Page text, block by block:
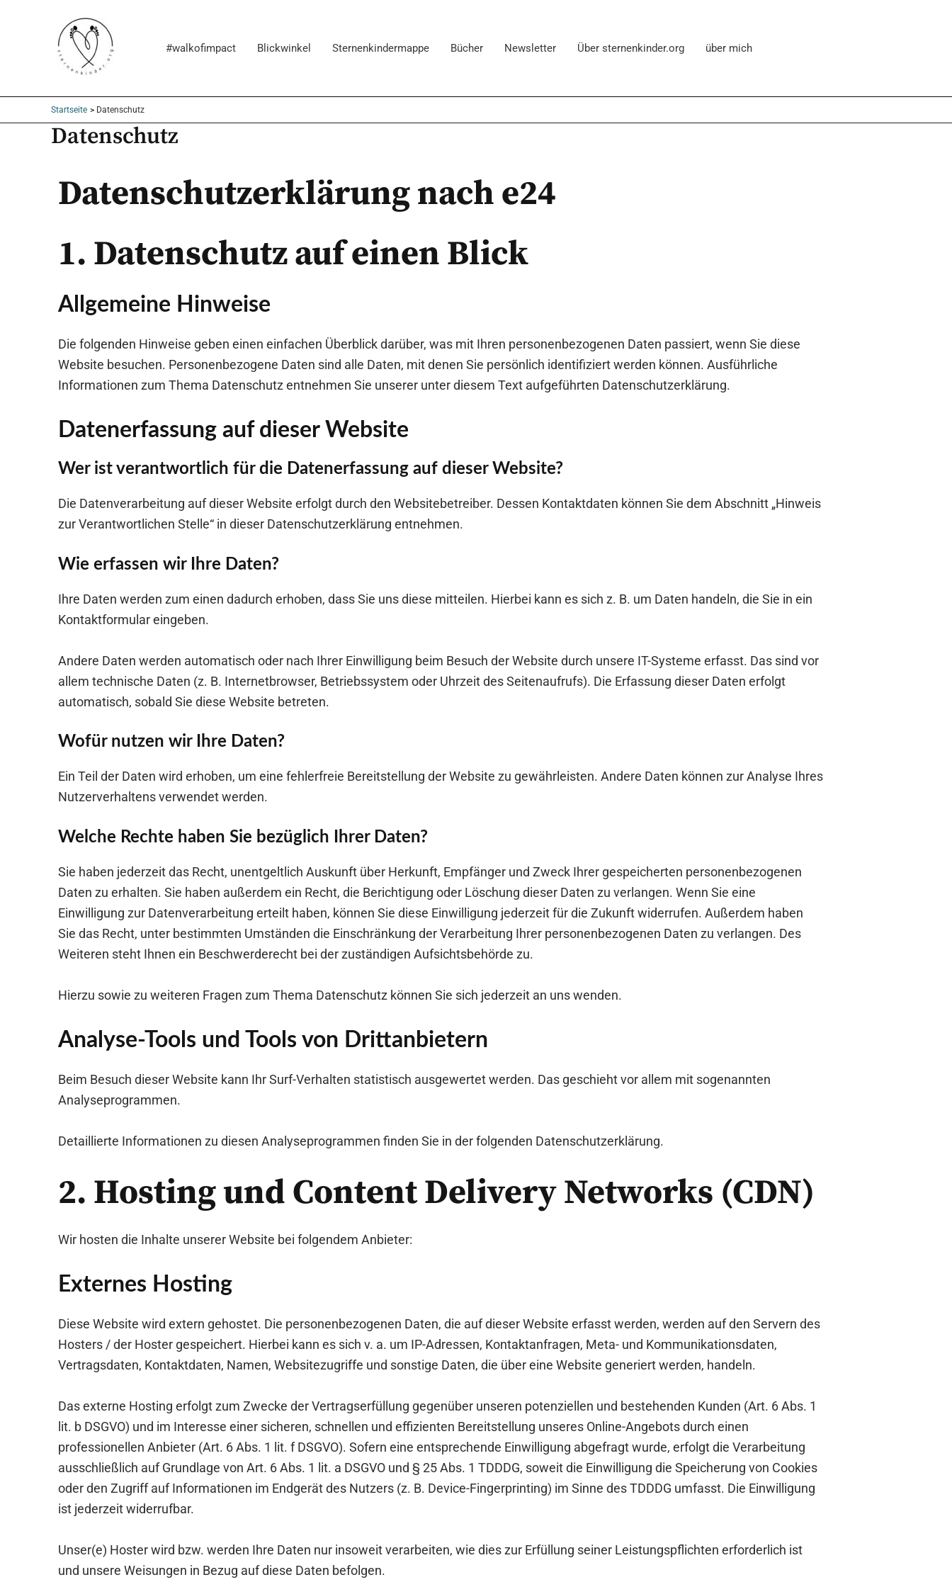
#walkofimpact Blickwinkel Sternenkindermappe Bücher Newsletter Über sternenkinder.org über mich
Startseite Datenschutz
Datenschutz
Datenschutz­erklärung nach e24
1. Datenschutz auf einen Blick
Allgemeine Hinweise
Die folgenden Hinweise geben einen einfachen Überblick darüber, was mit Ihren personenbezogenen Daten passiert, wenn Sie diese
Website besuchen. Personenbezogene Daten sind alle Daten, mit denen Sie persönlich identifiziert werden können. Ausführliche
Informationen zum Thema Datenschutz entnehmen Sie unserer unter diesem Text aufgeführten Datenschutzerklärung.
Datenerfassung auf dieser Website
Wer ist verantwortlich für die Datenerfassung auf dieser Website?
Die Datenverarbeitung auf dieser Website erfolgt durch den Websitebetreiber. Dessen Kontaktdaten können Sie dem Abschnitt „Hinweis
zur Verantwortlichen Stelle“ in dieser Datenschutzerklärung entnehmen.
Wie erfassen wir Ihre Daten?
Ihre Daten werden zum einen dadurch erhoben, dass Sie uns diese mitteilen. Hierbei kann es sich z. B. um Daten handeln, die Sie in ein
Kontaktformular eingeben.
Andere Daten werden automatisch oder nach Ihrer Einwilligung beim Besuch der Website durch unsere IT-Systeme erfasst. Das sind vor
allem technische Daten (z. B. Internetbrowser, Betriebssystem oder Uhrzeit des Seitenaufrufs). Die Erfassung dieser Daten erfolgt
automatisch, sobald Sie diese Website betreten.
Wofür nutzen wir Ihre Daten?
Ein Teil der Daten wird erhoben, um eine fehlerfreie Bereitstellung der Website zu gewährleisten. Andere Daten können zur Analyse Ihres
Nutzerverhaltens verwendet werden.
Welche Rechte haben Sie bezüglich Ihrer Daten?
Sie haben jederzeit das Recht, unentgeltlich Auskunft über Herkunft, Empfänger und Zweck Ihrer gespeicherten personenbezogenen
Daten zu erhalten. Sie haben außerdem ein Recht, die Berichtigung oder Löschung dieser Daten zu verlangen. Wenn Sie eine
Einwilligung zur Datenverarbeitung erteilt haben, können Sie diese Einwilligung jederzeit für die Zukunft widerrufen. Außerdem haben
Sie das Recht, unter bestimmten Umständen die Einschränkung der Verarbeitung Ihrer personenbezogenen Daten zu verlangen. Des
Weiteren steht Ihnen ein Beschwerderecht bei der zuständigen Aufsichtsbehörde zu.
Hierzu sowie zu weiteren Fragen zum Thema Datenschutz können Sie sich jederzeit an uns wenden.
Analyse-Tools und Tools von Dritt­anbietern
Beim Besuch dieser Website kann Ihr Surf-Verhalten statistisch ausgewertet werden. Das geschieht vor allem mit sogenannten
Analyseprogrammen.
Detaillierte Informationen zu diesen Analyseprogrammen finden Sie in der folgenden Datenschutzerklärung.
2. Hosting und Content Delivery Networks (CDN)
Wir hosten die Inhalte unserer Website bei folgendem Anbieter:
Externes Hosting
Diese Website wird extern gehostet. Die personenbezogenen Daten, die auf dieser Website erfasst werden, werden auf den Servern des
Hosters / der Hoster gespeichert. Hierbei kann es sich v. a. um IP-Adressen, Kontaktanfragen, Meta- und Kommunikationsdaten,
Vertragsdaten, Kontaktdaten, Namen, Websitezugriffe und sonstige Daten, die über eine Website generiert werden, handeln.
Das externe Hosting erfolgt zum Zwecke der Vertragserfüllung gegenüber unseren potenziellen und bestehenden Kunden (Art. 6 Abs. 1
lit. b DSGVO) und im Interesse einer sicheren, schnellen und effizienten Bereitstellung unseres Online-Angebots durch einen
professionellen Anbieter (Art. 6 Abs. 1 lit. f DSGVO). Sofern eine entsprechende Einwilligung abgefragt wurde, erfolgt die Verarbeitung
ausschließlich auf Grundlage von Art. 6 Abs. 1 lit. a DSGVO und § 25 Abs. 1 TDDDG, soweit die Einwilligung die Speicherung von Cookies
oder den Zugriff auf Informationen im Endgerät des Nutzers (z. B. Device-Fingerprinting) im Sinne des TDDDG umfasst. Die Einwilligung
ist jederzeit widerrufbar.
Unser(e) Hoster wird bzw. werden Ihre Daten nur insoweit verarbeiten, wie dies zur Erfüllung seiner Leistungspflichten erforderlich ist
und unsere Weisungen in Bezug auf diese Daten befolgen.